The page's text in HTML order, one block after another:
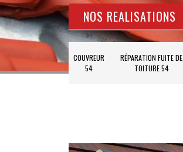
NOS REALISATIONS
COUVREUR
54
RÉPARATION FUITE DE
TOITURE 54